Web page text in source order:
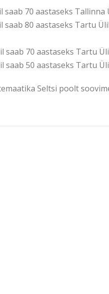
saab 70 aastaseks
saab 80 aastaseks Tartu
saab 70 aastaseks Tartu
saab 50 aastaseks Tartu
Seltsi poolt